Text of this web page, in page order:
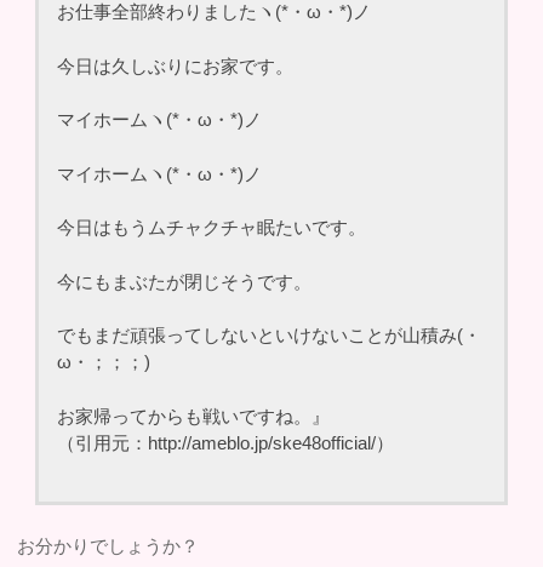
お仕事全部終わりましたヽ(*・ω・*)ノ
今日は久しぶりにお家です。
マイホームヽ(*・ω・*)ノ
マイホームヽ(*・ω・*)ノ
今日はもうムチャクチャ眠たいです。
今にもまぶたが閉じそうです。
でもまだ頑張ってしないといけないことが山積み(・
ω・；；；)
お家帰ってからも戦いですね。』
（引用元：http://ameblo.jp/ske48official/）
お分かりでしょうか？